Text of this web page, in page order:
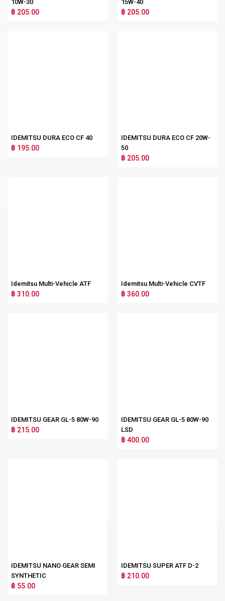
10W-30
฿ 205.00
15W-40
฿ 205.00
IDEMITSU DURA ECO CF 40
฿ 195.00
IDEMITSU DURA ECO CF 20W-
50
฿ 205.00
Idemitsu Multi-Vehicle ATF
฿ 310.00
Idemitsu Multi-Vehicle CVTF
฿ 360.00
IDEMITSU GEAR GL-5 80W-90
฿ 215.00
IDEMITSU GEAR GL-5 80W-90
LSD
฿ 400.00
IDEMITSU NANO GEAR SEMI
SYNTHETIC
฿ 55.00
IDEMITSU SUPER ATF D-2
฿ 210.00